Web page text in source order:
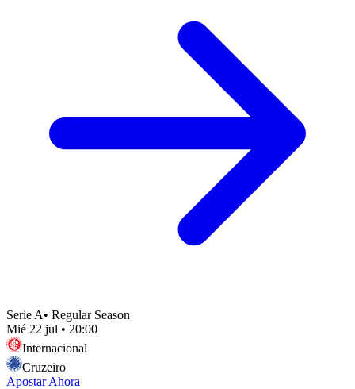
Serie A• Regular Season
Mié 22 jul • 20:00
Internacional
Cruzeiro
Apostar Ahora